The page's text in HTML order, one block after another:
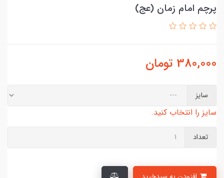
پرچم امام زمان (عج)
380,000 تومان
سایز
سایز را انتخاب کنید.
تعداد